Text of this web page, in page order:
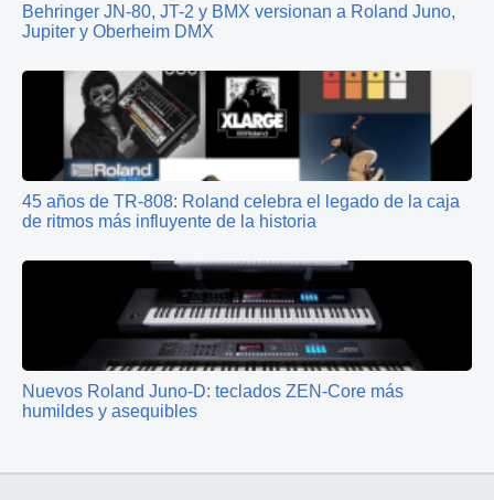
Behringer JN-80, JT-2 y BMX versionan a Roland Juno,
Jupiter y Oberheim DMX
45 años de TR-808: Roland celebra el legado de la caja
de ritmos más influyente de la historia
Nuevos Roland Juno-D: teclados ZEN-Core más
humildes y asequibles